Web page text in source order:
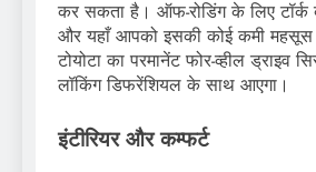
कर सकता है। ऑफ-रोडिंग के लिए टॉर्क
और यहाँ आपको इसकी कोई कमी महसूस
टोयोटा का परमानेंट फोर-व्हील ड्राइव
लॉकिंग डिफरेंशियल के साथ आएगा।
इंटीरियर और कम्फर्ट